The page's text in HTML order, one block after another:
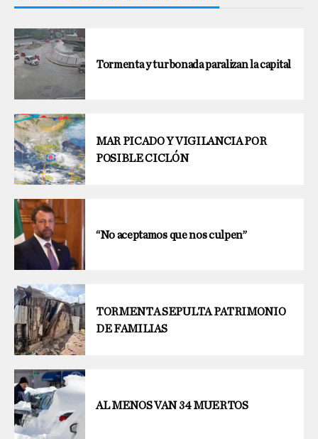
Tormenta y turbonada paralizan la capital
MAR PICADO Y VIGILANCIA POR
POSIBLE CICLÓN
“No aceptamos que nos culpen”
TORMENTA SEPULTA PATRIMONIO
DE FAMILIAS
AL MENOS VAN 34 MUERTOS